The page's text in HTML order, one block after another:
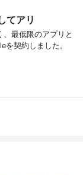
てアリ
最低限のアプリと
契約しました。